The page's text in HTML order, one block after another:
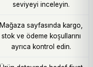
seviyeyi inceleyin.
Mağaza sayfasında kargo,
stok ve ödeme koşullarını
ayrıca kontrol edin.